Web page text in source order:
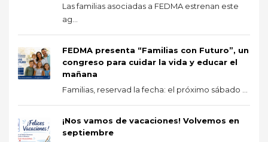
Las familias asociadas a FEDMA estrenan este
ag...
FEDMA presenta “Familias con Futuro”, un
congreso para cuidar la vida y educar el
mañana
Familias, reservad la fecha: el próximo sábado ...
¡Nos vamos de vacaciones! Volvemos en
septiembre